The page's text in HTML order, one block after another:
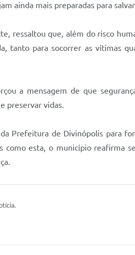
ainda mais preparadas para
ressaltou que, além do risco
tanto para socorrer as vítimas
a mensagem de que
preservar vidas.
Prefeitura de Divinópolis para
como esta, o município